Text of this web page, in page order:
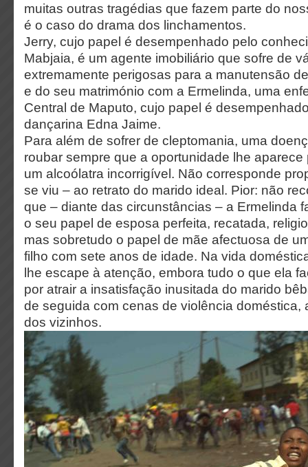
muitas outras tragédias que fazem parte do
é o caso do drama dos linchamentos.
Jerry, cujo papel é desempenhado pelo
Mabjaia, é um agente imobiliário que sofre de
extremamente perigosas para a manutensão
e do seu matrimónio com a Ermelinda, uma
Central de Maputo, cujo papel é
dançarina Edna Jaime.
Para além de sofrer de cleptomania, uma
roubar sempre que a oportunidade lhe aparece
um alcoólatra incorrigível. Não corresponde
se viu – ao retrato do marido ideal. Pior: não
que – diante das circunstâncias – a Ermelinda
o seu papel de esposa perfeita, recatada,
mas sobretudo o papel de mãe afectuosa de
filho com sete anos de idade. Na vida
lhe escape à atenção, embora tudo o que ela
por atrair a insatisfação inusitada do marido
de seguida com cenas de violência doméstica,
dos vizinhos.